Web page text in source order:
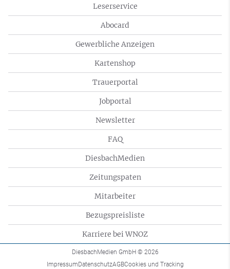
Leserservice
Abocard
Gewerbliche Anzeigen
Kartenshop
Trauerportal
Jobportal
Newsletter
FAQ
DiesbachMedien
Zeitungspaten
Mitarbeiter
Bezugspreisliste
Karriere bei WNOZ
DiesbachMedien GmbH © 2026
ImpressumDatenschutzAGBCookies und Tracking